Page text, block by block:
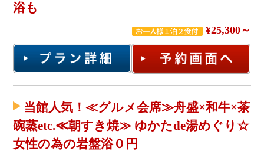
浴も
¥25,300～
当館人気！≪グルメ会席≫舟盛×和牛×茶
碗蒸etc.≪朝すき焼≫ ゆかたde湯めぐり☆
女性の為の岩盤浴０円